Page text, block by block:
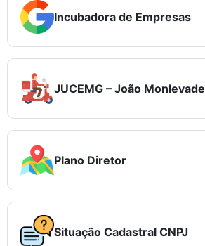
Incubadora de Empresas
JUCEMG – João Monlevade
Plano Diretor
Situação Cadastral CNPJ